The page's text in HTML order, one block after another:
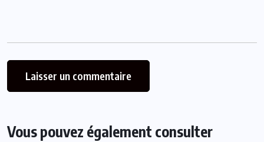
Vous pouvez également consulter